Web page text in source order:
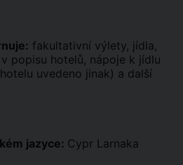
fakultativní výlety, jídla,
popisu hotelů, nápoje k jídlu
uvedeno jinak) a další
jazyce: Cypr Larnaka